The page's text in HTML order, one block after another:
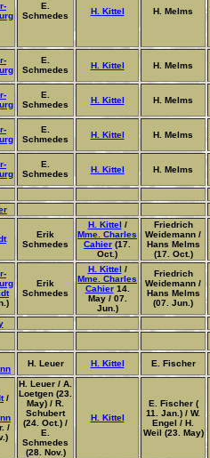
E.
Schmedes
H. Kittel H. Melms
E.
Schmedes
H. Kittel H. Melms
E.
Schmedes
H. Kittel H. Melms
E.
Schmedes
H. Kittel H. Melms
E.
Schmedes
H. Kittel H. Melms
Erik
Schmedes
H. Kittel /
Mme. Charles
Cahier (17.
Oct.)
Friedrich
Weidemann /
Hans Melms
(17. Oct.)
Erik
Schmedes
H. Kittel /
Mme. Charles
Cahier14.
May / 07.
Jun.)
Friedrich
Weidemann /
Hans Melms
(07. Jun.)
H. Leuer H. Kittel E. Fischer
/
/
H. Leuer / A.
Loetgen (23.
May) / R.
Schubert
(24. Oct.) /
E.
Schmedes
(28. Nov.)
H. Kittel
E. Fischer (
11. Jan.) / W.
Engel / H.
Weil (23. May)